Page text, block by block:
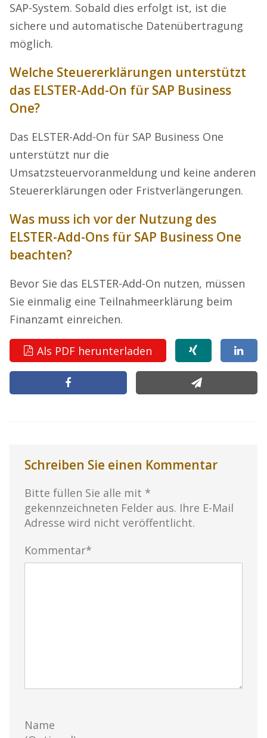
SAP-System. Sobald dies erfolgt ist, ist die
sichere und automatische Datenübertragung
möglich.
Welche Steuererklärungen unterstützt
das ELSTER-Add-On für SAP Business
One?
Das ELSTER-Add-On für SAP Business One
unterstützt nur die
Umsatzsteuervoranmeldung und keine anderen
Steuererklärungen oder Fristverlängerungen.
Was muss ich vor der Nutzung des
ELSTER-Add-Ons für SAP Business One
beachten?
Bevor Sie das ELSTER-Add-On nutzen, müssen
Sie einmalig eine Teilnahmeerklärung beim
Finanzamt einreichen.
Als PDF herunterladen
Schreiben Sie einen Kommentar
Bitte füllen Sie alle mit *
gekennzeichneten Felder aus. Ihre E-Mail
Adresse wird nicht veröffentlicht.
Kommentar*
Name